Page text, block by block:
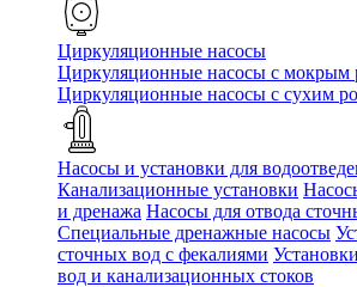
Циркуляционные насосы
Циркуляционные насосы с мокрым
Циркуляционные насосы с сухим
Насосы и установки для
Канализационные установки
и дренажа Насосы для отвода
Специальные дренажные насосы
сточных вод c фекалиями
вод и канализационных стоков